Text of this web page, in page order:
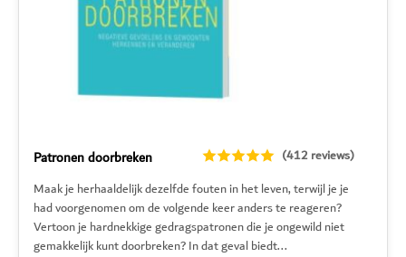
Patronen doorbreken
(412 reviews)
Maak je herhaaldelijk dezelfde fouten in het leven, terwijl je je
had voorgenomen om de volgende keer anders te reageren?
Vertoon je hardnekkige gedragspatronen die je ongewild niet
gemakkelijk kunt doorbreken? In dat geval biedt...